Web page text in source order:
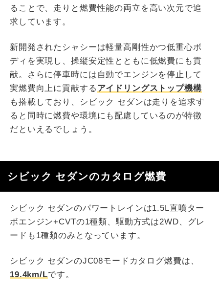
ることで、走りと燃費性能の両立を高い次元で追
求しています。
新開発されたシャシーは軽量高剛性かつ低重心ボ
ディを実現し、操縦安定性とともに低燃費にも貢
献。さらに停車時には自動でエンジンを停止して
実燃費向上に貢献する アイドリングストップ機構
も搭載しており、シビック セダンは走りを追求す
ると同時に燃費や環境にも配慮しているのが特徴
だといえるでしょう。
シビック セダンのカタログ燃費
シビック セダンのパワートレインは1.5L直噴ター
ボエンジン+CVTの1種類、駆動方式は2WD、グレ
ードも1種類のみとなっています。
シビック セダンのJC08モードカタログ燃費は、
19.4km/Lです。